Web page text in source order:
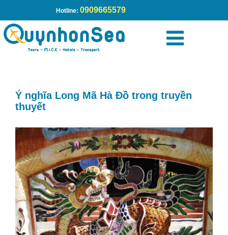
Hotline: 0909665579
Trang chủ»Ý nghĩa Long Mã Hà Đồ trong truyền thuyết
Ý nghĩa Long Mã Hà Đồ trong truyền
thuyết